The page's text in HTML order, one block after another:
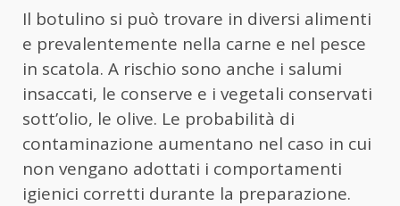
Il botulino si può trovare in diversi alimenti
e prevalentemente nella carne e nel pesce
in scatola. A rischio sono anche i salumi
insaccati, le conserve e i vegetali conservati
sott’olio, le olive. Le probabilità di
contaminazione aumentano nel caso in cui
non vengano adottati i comportamenti
igienici corretti durante la preparazione.